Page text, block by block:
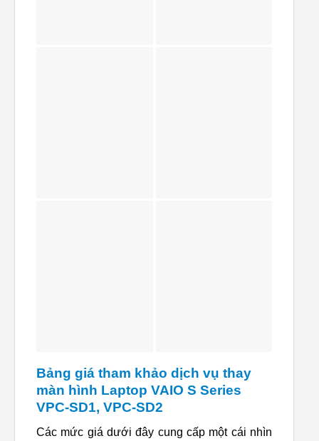
Bảng giá tham khảo dịch vụ thay
màn hình Laptop VAIO S Series
VPC-SD1, VPC-SD2
Các mức giá dưới đây cung cấp một cái nhìn